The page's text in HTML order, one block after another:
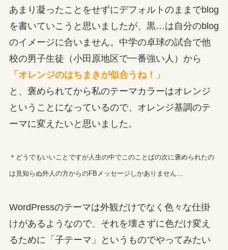
あまり凝ったことをせずにデフォルトのままでblog
を書いていこうと思いましたが、黒…は自分のblog
のイメージに合いません。中学の卓球の試合で他
校の男子生徒（小田原地区で一番強い人）から
「オレンジのはちまきが似合うね！」
と、褒められてから私のテーマカラーはオレンジ
ということになっているので、オレンジ基調のテ
ーマに変えたいと思いました。
＊どうでもいいことですが人生の中でこのことばの次に褒められたの
は見知らぬ外人の方からのFBメッセージしかありません…
WordPressのテーマは外観だけでなく色々な仕掛
けがあるようなので、それを壊さずに色だけ変え
るために「子テーマ」というものでやってみたい